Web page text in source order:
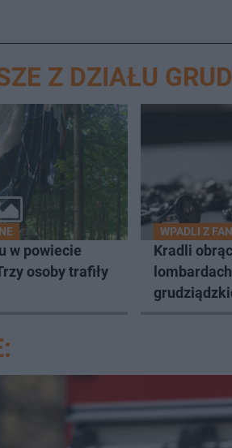
Z DZIAŁU
w powiecie
osoby trafiły
WPADLI Z
Kradli